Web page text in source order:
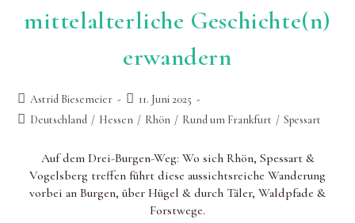
mittelalterliche Geschichte(n)
erwandern
Beitrags-
Autor:
Astrid Biesemeier
Beitrag
zuletzt
11. Juni 2025
Beitrags-
Deutschland / Hessen / Rhön / Rund um Frankfurt / Spessart
Auf dem Drei-Burgen-Weg: Wo sich Rhön, Spessart &
Vogelsberg treffen führt diese aussichtsreiche Wanderung
vorbei an Burgen, über Hügel & durch Täler, Waldpfade &
Forstwege.